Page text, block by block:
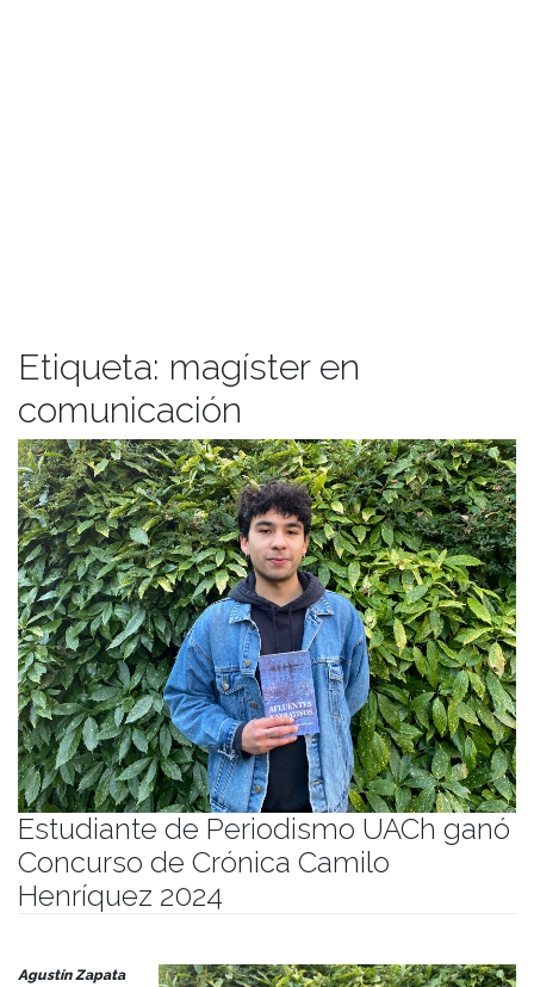
Etiqueta: magíster en
comunicación
Estudiante de Periodismo UACh ganó
Concurso de Crónica Camilo
Henríquez 2024
Agustín Zapata